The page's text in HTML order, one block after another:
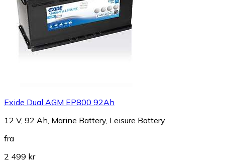
Exide Dual AGM EP800 92Ah
12 V, 92 Ah, Marine Battery, Leisure Battery
fra
2 499 kr